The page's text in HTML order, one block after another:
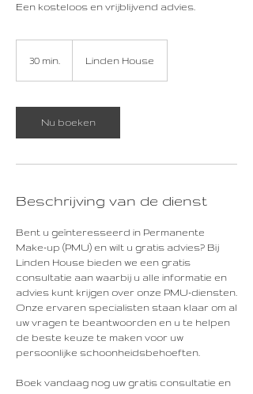
Een kosteloos en vrijblijvend advies.
30 min.
i
n
Linden House
Nu boeken
Beschrijving van de dienst
Bent u geïnteresseerd in Permanente
Make-up (PMU) en wilt u gratis advies? Bij
Linden House bieden we een gratis
consultatie aan waarbij u alle informatie en
advies kunt krijgen over onze PMU-diensten.
Onze ervaren specialisten staan klaar om al
uw vragen te beantwoorden en u te helpen
de beste keuze te maken voor uw
persoonlijke schoonheidsbehoeften.
Boek vandaag nog uw gratis consultatie en